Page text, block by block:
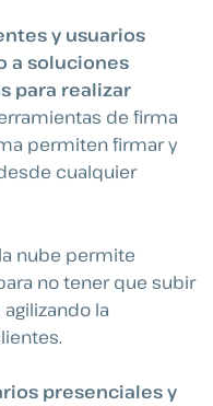
y usuarios
a soluciones
para realizar
de firma
permiten firmar y
cualquier
nube permite
no tener que subir
la
presenciales y